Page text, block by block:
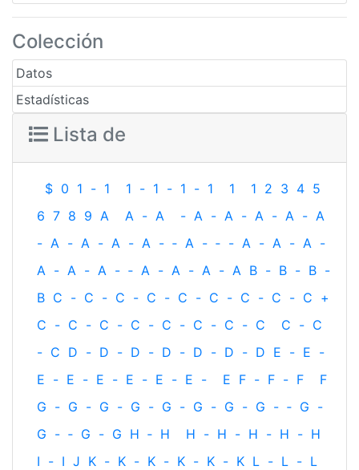
Colección
Datos
Estadísticas
Lista de
$ 0 1 - 1 1 - 1 - 1 - 1 1 1 2 3 4 5
6 7 8 9 A A - A - A - A - A - A - A
- A - A - A - A - ‐ A - ‐ - A - A - A -
A - A - A - ‐ A - A - A - A B - B - B -
B C - C - C - C - C - C - C - C - C +
C - C - C - C - C - C - C - C C - C
- C D - D - D - D - D - D - D E - E -
E - E - E - E - E - E - E F - F - F
F
G - G - G - G - G - G - G - G - ‐ G -
G - ‐ G - G H ‐ H H - H - H - H - H
I - I J K - K - K - K - K - K L - L - L